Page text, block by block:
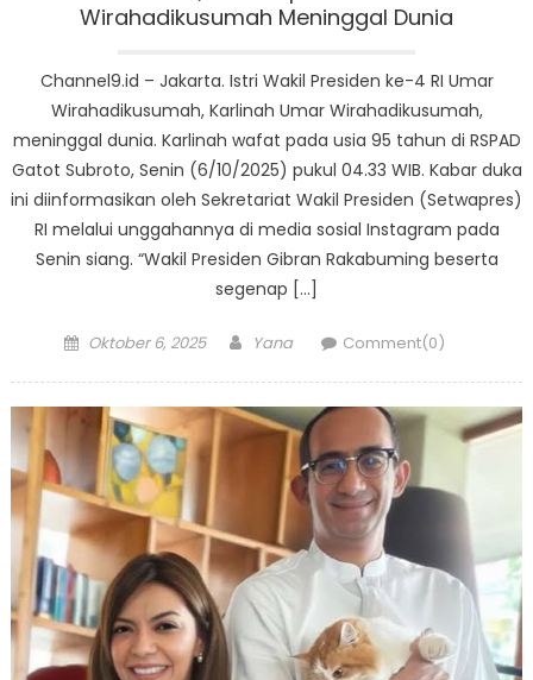
Wirahadikusumah Meninggal Dunia
Channel9.id – Jakarta. Istri Wakil Presiden ke-4 RI Umar
Wirahadikusumah, Karlinah Umar Wirahadikusumah,
meninggal dunia. Karlinah wafat pada usia 95 tahun di RSPAD
Gatot Subroto, Senin (6/10/2025) pukul 04.33 WIB. Kabar duka
ini diinformasikan oleh Sekretariat Wakil Presiden (Setwapres)
RI melalui unggahannya di media sosial Instagram pada
Senin siang. “Wakil Presiden Gibran Rakabuming beserta
segenap […]
Posted
Oktober 6, 2025 Author
Yana Comment(0)